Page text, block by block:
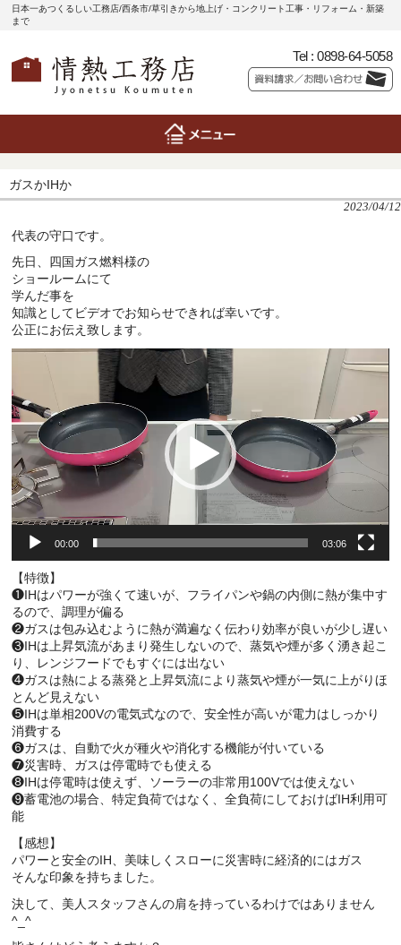
日本一あつくるしい工務店/西条市/草引きから地上げ・コンクリート工事・リフォーム・新築
まで
Tel : 0898-64-5058
ガスかIHか
2023/04/12
代表の守口です。
先日、四国ガス燃料様の
ショールームにて
学んだ事を
知識としてビデオでお知らせできれば幸いです。
公正にお伝え致します。
動
プ
レ
ー
ヤ
ー
00:00 03:06
【特徴】
❶IHはパワーが強くて速いが、フライパンや鍋の内側に熱が集中す
るので、調理が偏る
❷ガスは包み込むように熱が満遍なく伝わり効率が良いが少し遅い
❸IHは上昇気流があまり発生しないので、蒸気や煙が多く湧き起こ
り、レンジフードでもすぐには出ない
❹ガスは熱による蒸発と上昇気流により蒸気や煙が一気に上がりほ
とんど見えない
❺IHは単相200Vの電気式なので、安全性が高いが電力はしっかり
消費する
❻ガスは、自動で火が種火や消化する機能が付いている
❼災害時、ガスは停電時でも使える
❽IHは停電時は使えず、ソーラーの非常用100Vでは使えない
❾蓄電池の場合、特定負荷ではなく、全負荷にしておけばIH利用可
能
【感想】
パワーと安全のIH、美味しくスローに災害時に経済的にはガス
そんな印象を持ちました。
決して、美人スタッフさんの肩を持っているわけではありません
^_^